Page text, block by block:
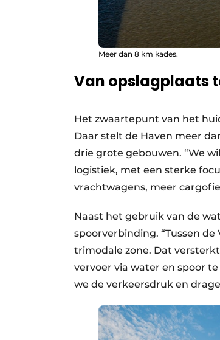
Meer dan 8 km kades.
Van opslagplaats
Het zwaartepunt van het
Daar stelt de Haven meer
drie grote gebouwen. “We
logistiek, met een sterke
vrachtwagens, meer
Naast het gebruik van de
spoorverbinding. “Tussen
trimodale zone. Dat
vervoer via water en spoor
we de verkeersdruk en